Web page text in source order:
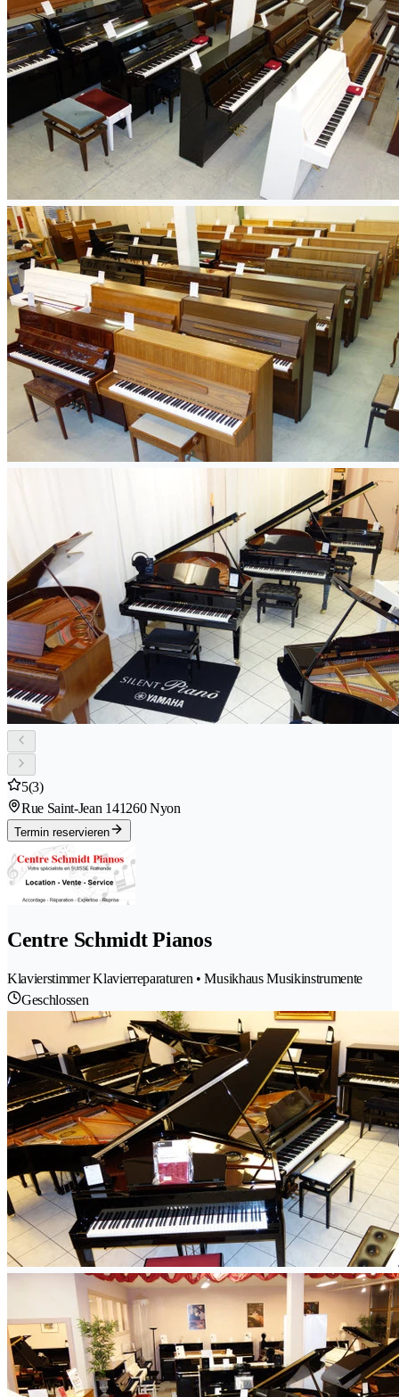
5(3)
Rue Saint-Jean 141260 Nyon
Termin reservieren
Centre Schmidt Pianos
Klavierstimmer Klavierreparaturen • Musikhaus Musikinstrumente
Geschlossen